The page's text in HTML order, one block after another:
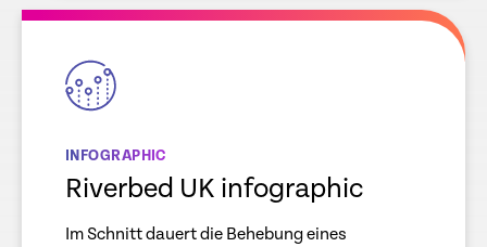
INFOGRAPHIC
Riverbed UK infographic
Im Schnitt dauert die Behebung eines